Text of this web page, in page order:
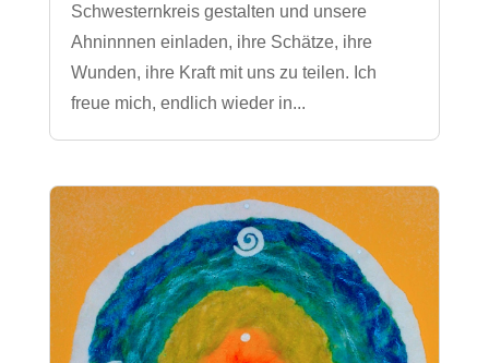
Schwesternkreis gestalten und unsere
Ahninnnen einladen, ihre Schätze, ihre
Wunden, ihre Kraft mit uns zu teilen. Ich
freue mich, endlich wieder in...